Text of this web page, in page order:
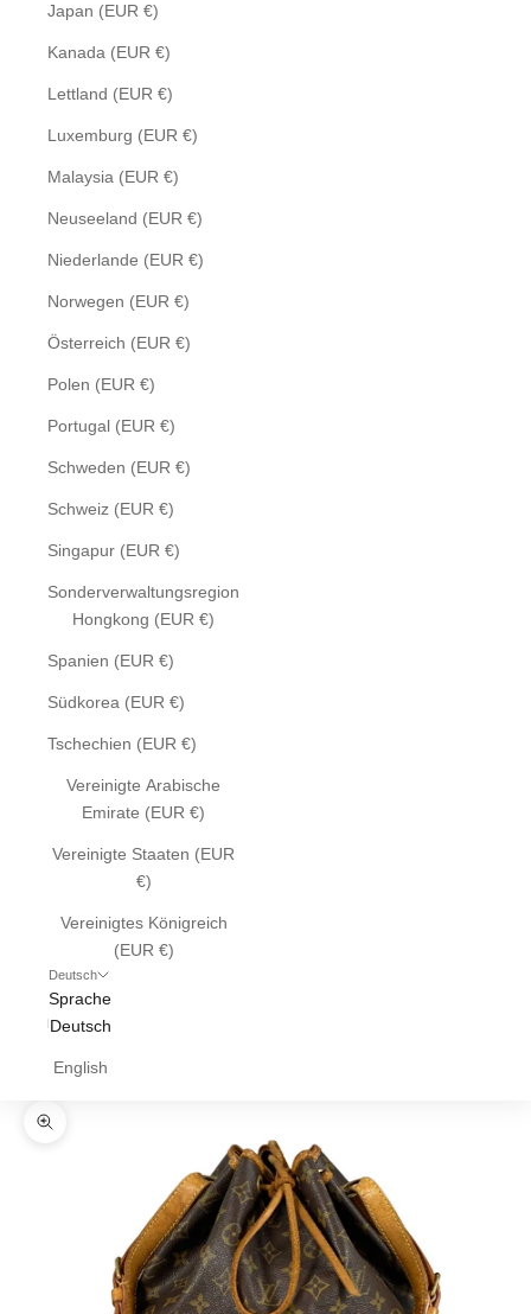
Japan (EUR €)
Kanada (EUR €)
Lettland (EUR €)
Luxemburg (EUR €)
Malaysia (EUR €)
Neuseeland (EUR €)
Niederlande (EUR €)
Norwegen (EUR €)
Österreich (EUR €)
Polen (EUR €)
Portugal (EUR €)
Schweden (EUR €)
Schweiz (EUR €)
Singapur (EUR €)
Sonderverwaltungsregion
Hongkong (EUR €)
Spanien (EUR €)
Südkorea (EUR €)
Tschechien (EUR €)
Vereinigte Arabische
Emirate (EUR €)
Vereinigte Staaten (EUR
€)
Vereinigtes Königreich
(EUR €)
Deutsch
Sprache
Deutsch
English
Bild vergrößern